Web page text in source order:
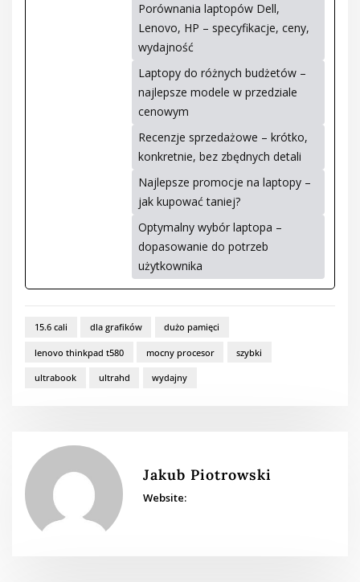
Porównania laptopów Dell,
Lenovo, HP – specyfikacje, ceny,
wydajność
Laptopy do różnych budżetów –
najlepsze modele w przedziale
cenowym
Recenzje sprzedażowe – krótko,
konkretnie, bez zbędnych detali
Najlepsze promocje na laptopy –
jak kupować taniej?
Optymalny wybór laptopa –
dopasowanie do potrzeb
użytkownika
15.6 cali dla grafików dużo pamięci
lenovo thinkpad t580 mocny procesor szybki
ultrabook ultrahd wydajny
Jakub Piotrowski
Website: